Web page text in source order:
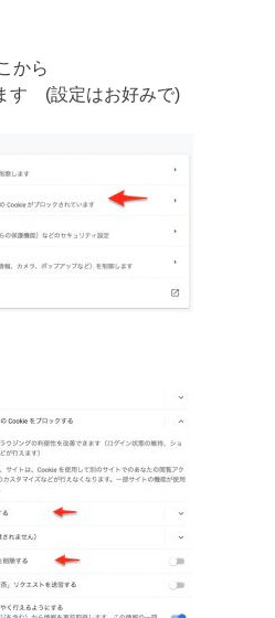
から
す (設定はお好みで)